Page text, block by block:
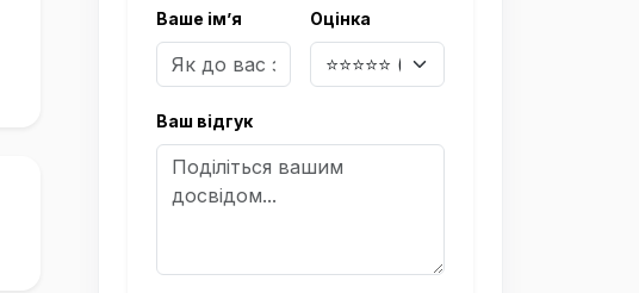
Ваше ім’я Оцінка
Ваш відгук